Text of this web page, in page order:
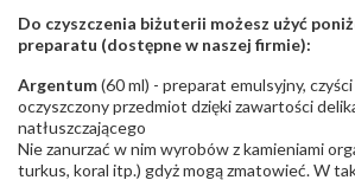
Do czyszczenia biżuterii możesz użyć
preparatu (dostępne w naszej firmie):
Argentum(60 ml) - preparat emulsyjny,
oczyszczony przedmiot dzięki zawartości
natłuszczającego
Nie zanurzać w nim wyrobów z kamieniami
turkus, koral itp.) gdyż mogą zmatowieć. W